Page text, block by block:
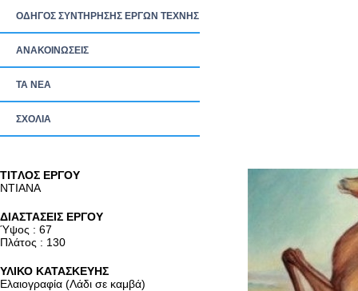
ΟΔΗΓΟΣ ΣΥΝΤΗΡΗΣΗΣ ΕΡΓΩΝ ΤΕΧΝΗΣ
ΑΝΑΚΟΙΝΩΣΕΙΣ
ΤΑ ΝEΑ
ΣΧΟΛΙΑ
TITΛΟΣ ΕΡΓΟΥ
ΝΤΙΑΝΑ
ΔΙΑΣΤΑΣΕΙΣ ΕΡΓΟΥ
Ύψος : 67
Πλάτος : 130
ΥΛΙΚΟ ΚΑΤΑΣΚΕΥΗΣ
Ελαιογραφία (Λάδι σε καμβά)